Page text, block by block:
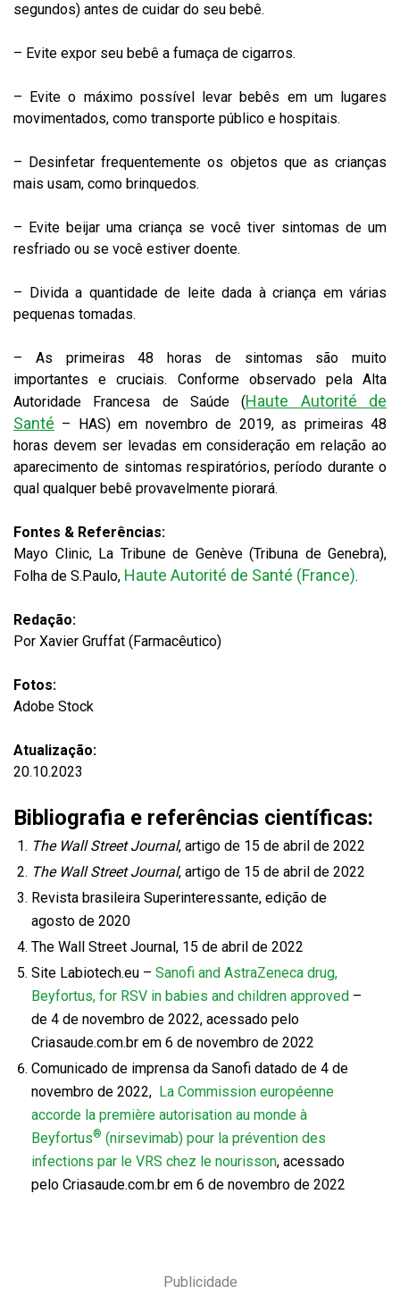
segundos) antes de cuidar do seu bebê.
– Evite expor seu bebê a fumaça de cigarros.
– Evite o máximo possível levar bebês em um lugares
movimentados, como transporte público e hospitais.
– Desinfetar frequentemente os objetos que as crianças
mais usam, como brinquedos.
– Evite beijar uma criança se você tiver sintomas de um
resfriado ou se você estiver doente.
– Divida a quantidade de leite dada à criança em várias
pequenas tomadas.
– As primeiras 48 horas de sintomas são muito
importantes e cruciais. Conforme observado pela Alta
Autoridade Francesa de Saúde (Haute Autorité de
Santé – HAS) em novembro de 2019, as primeiras 48
horas devem ser levadas em consideração em relação ao
aparecimento de sintomas respiratórios, período durante o
qual qualquer bebê provavelmente piorará.
Fontes & Referências:
Mayo Clinic, La Tribune de Genève (Tribuna de Genebra),
Folha de S.Paulo, Haute Autorité de Santé (France).
Redação:
Por Xavier Gruffat (Farmacêutico)
Fotos:
Adobe Stock
Atualização:
20.10.2023
Bibliografia e referências científicas:
The Wall Street Journal, artigo de 15 de abril de 2022
The Wall Street Journal, artigo de 15 de abril de 2022
Revista brasileira Superinteressante, edição de
agosto de 2020
The Wall Street Journal, 15 de abril de 2022
Site Labiotech.eu – Sanofi and AstraZeneca drug,
Beyfortus, for RSV in babies and children approved –
de 4 de novembro de 2022, acessado pelo
Criasaude.com.br em 6 de novembro de 2022
Comunicado de imprensa da Sanofi datado de 4 de
novembro de 2022, La Commission européenne
accorde la première autorisation au monde à
Beyfortus® (nirsevimab) pour la prévention des
infections par le VRS chez le nourisson, acessado
pelo Criasaude.com.br em 6 de novembro de 2022
Publicidade